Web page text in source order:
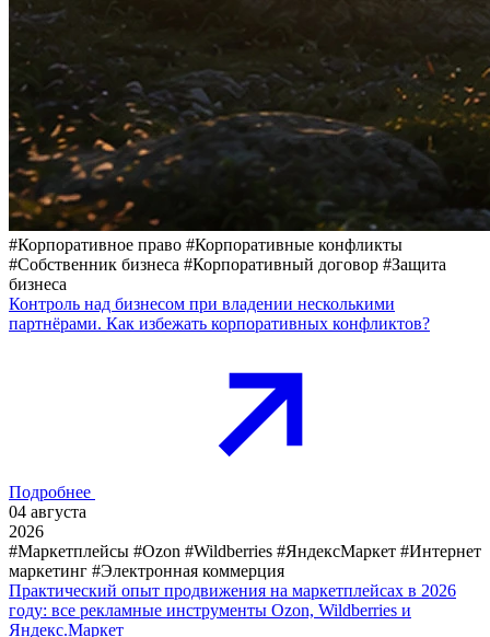
#Корпоративное право #Корпоративные конфликты
#Собственник бизнеса #Корпоративный договор #Защита
бизнеса
Контроль над бизнесом при владении несколькими
партнёрами. Как избежать корпоративных конфликтов?
Подробнее
04 августа
2026
#Маркетплейсы #Ozon #Wildberries #ЯндексМаркет #Интернет
маркетинг #Электронная коммерция
Практический опыт продвижения на маркетплейсах в 2026
году: все рекламные инструменты Ozon, Wildberries и
Яндекс.Маркет